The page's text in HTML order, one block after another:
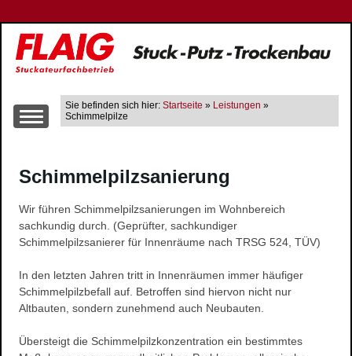
Sie befinden sich hier:Startseite » Leistungen »
Schimmelpilze
Leistungen
Innen- und Aussenputzarbeiten
Trockenbau
Farbgestaltung
Raum- und Bautrocknung
Schimmelpilzsanierung
Wir führen Schimmelpilzsanierungen im Wohnbereich
sachkundig durch. (Geprüfter, sachkundiger
Schimmelpilzsanierer für Innenräume nach TRSG 524, TÜV)
In den letzten Jahren tritt in Innenräumen immer häufiger
Schimmelpilzbefall auf. Betroffen sind hiervon nicht nur
Altbauten, sondern zunehmend auch Neubauten.
Übersteigt die Schimmelpilzkonzentration ein bestimmtes